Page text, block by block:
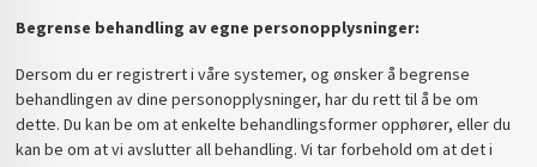
Begrense behandling av egne personopplysninger:
Dersom du er registrert i våre systemer, og ønsker å begrense
behandlingen av dine personopplysninger, har du rett til å be om
dette. Du kan be om at enkelte behandlingsformer opphører, eller du
kan be om at vi avslutter all behandling. Vi tar forbehold om at det i